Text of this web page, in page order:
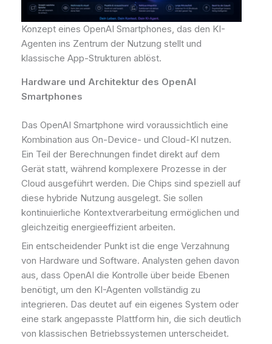
Konzept eines OpenAI Smartphones, das den KI-
Agenten ins Zentrum der Nutzung stellt und
klassische App-Strukturen ablöst.
Hardware und Architektur des OpenAI
Smartphones
Das OpenAI Smartphone wird voraussichtlich eine
Kombination aus On-Device- und Cloud-KI nutzen.
Ein Teil der Berechnungen findet direkt auf dem
Gerät statt, während komplexere Prozesse in der
Cloud ausgeführt werden. Die Chips sind speziell auf
diese hybride Nutzung ausgelegt. Sie sollen
kontinuierliche Kontextverarbeitung ermöglichen und
gleichzeitig energieeffizient arbeiten.
Ein entscheidender Punkt ist die enge Verzahnung
von Hardware und Software. Analysten gehen davon
aus, dass OpenAI die Kontrolle über beide Ebenen
benötigt, um den KI-Agenten vollständig zu
integrieren. Das deutet auf ein eigenes System oder
eine stark angepasste Plattform hin, die sich deutlich
von klassischen Betriebssystemen unterscheidet.